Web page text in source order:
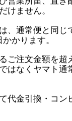
けません。
、通常便と同じ
かります。
ご注文金額を超
はなくヤマト通
代金引換・コン